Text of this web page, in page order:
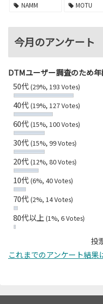
NAMM
MOTU
今月のアンケート
DTMユーザー調査のため
50代(29%, 193 Votes)
40代(19%, 127 Votes)
60代(15%, 100 Votes)
30代(15%, 99 Votes)
20代(12%, 80 Votes)
10代(6%, 40 Votes)
70代(2%, 14 Votes)
80代以上 (1%, 6 Votes)
投
これまでのアンケート結果